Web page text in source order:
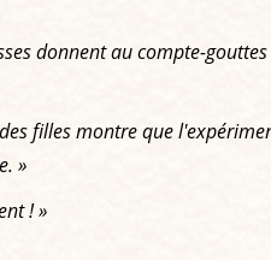
donnent au compte-
filles montre que
»
! »